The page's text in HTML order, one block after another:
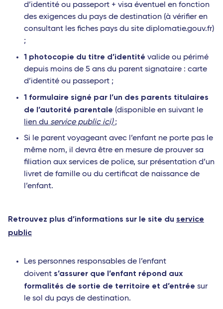
d’identité ou passeport + visa éventuel en fonction
des exigences du pays de destination (à vérifier en
consultant les fiches pays du site diplomatie.gouv.fr)
;
1 photocopie du titre d’identité valide ou périmé
depuis moins de 5 ans du parent signataire : carte
d’identité ou passeport ;
1 formulaire signé par l’un des parents titulaires
de l’autorité parentale (disponible en suivant le
lien du service public ici);
Si le parent voyageant avec l’enfant ne porte pas le
même nom, il devra être en mesure de prouver sa
filiation aux services de police, sur présentation d’un
livret de famille ou du certificat de naissance de
l’enfant.
Retrouvez plus d’informations sur le site du service
public
Les personnes responsables de l’enfant
doivent s’assurer que l’enfant répond aux
formalités de sortie de territoire et d’entrée sur
le sol du pays de destination.